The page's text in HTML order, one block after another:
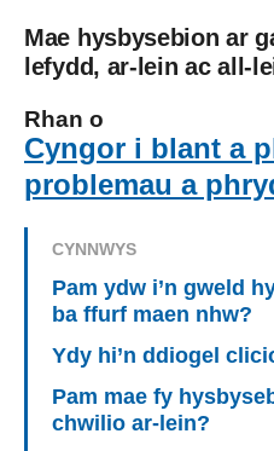
Mae hysbysebion ar
lefydd, ar-lein ac all-
Rhan o
Cyngor i blant a
problemau a
CYNNWYS
Pam ydw i’n gweld
ba ffurf maen nhw?
Ydy hi’n ddiogel
Pam mae fy
chwilio ar-lein?